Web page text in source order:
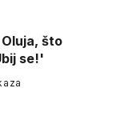
što
se!'